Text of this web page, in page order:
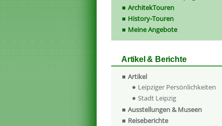
ArchitekTouren
History-Touren
Meine Angebote
Artikel & Berichte
Artikel
Leipziger Persönlichkeiten
Stadt Leipzig
Ausstellungen & Museen
Reiseberichte